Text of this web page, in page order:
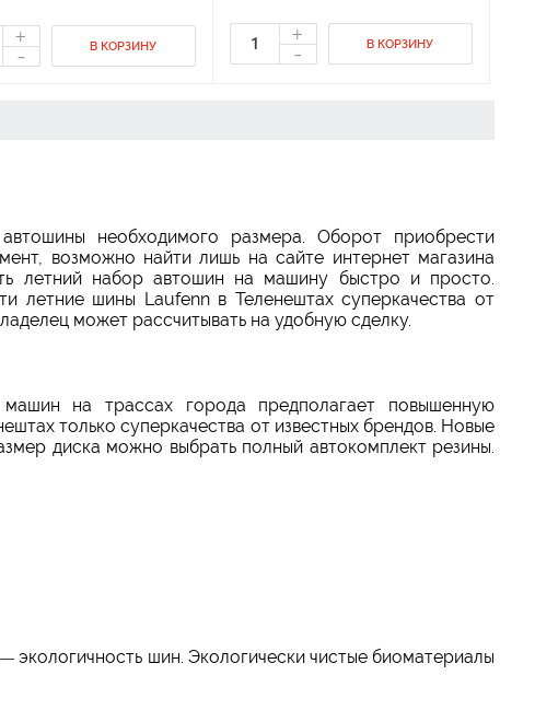
+
- В КОРЗИНУ
+
- В КОРЗИНУ
необходимого размера. Оборот приобрести
возможно найти лишь на сайте интернет магазина
летний набор автошин на машину быстро и просто.
летние шины Laufenn в Теленештах суперкачества от
может рассчитывать на удобную сделку.
на трассах города предполагает повышенную
только суперкачества от известных брендов. Новые
диска можно выбрать полный автокомплект резины.
шин. Экологически чистые биоматериалы